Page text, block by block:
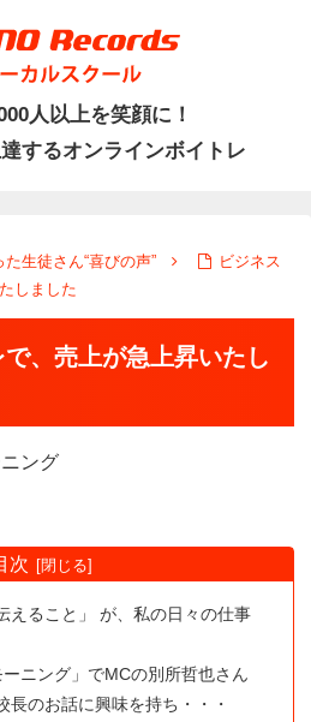
人以上を笑顔に！
生徒さん“喜びの声”
ビジネス
しました
、売上が急上昇いたし
ング
次
えること」 が、私の日々の仕事
ニング」でMCの別所哲也さん
長のお話に興味を持ち・・・